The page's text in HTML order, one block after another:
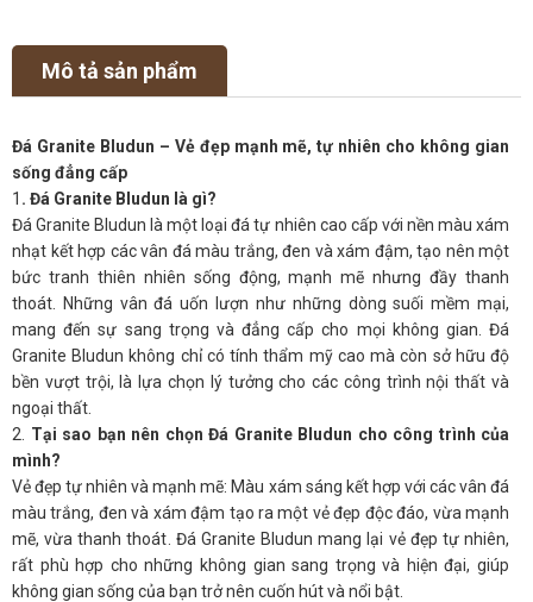
Mô tả sản phẩm
Đá Granite Bludun – Vẻ đẹp mạnh mẽ, tự nhiên cho không gian
sống đẳng cấp
1 . Đá Granite Bludun là gì?
Đá Granite Bludun là một loại đá tự nhiên cao cấp với nền màu xám
nhạt kết hợp các vân đá màu trắng, đen và xám đậm, tạo nên một
bức tranh thiên nhiên sống động, mạnh mẽ nhưng đầy thanh
thoát. Những vân đá uốn lượn như những dòng suối mềm mại,
mang đến sự sang trọng và đẳng cấp cho mọi không gian. Đá
Granite Bludun không chỉ có tính thẩm mỹ cao mà còn sở hữu độ
bền vượt trội, là lựa chọn lý tưởng cho các công trình nội thất và
ngoại thất.
2. Tại sao bạn nên chọn Đá Granite Bludun cho công trình của
mình?
Vẻ đẹp tự nhiên và mạnh mẽ: Màu xám sáng kết hợp với các vân đá
màu trắng, đen và xám đậm tạo ra một vẻ đẹp độc đáo, vừa mạnh
mẽ, vừa thanh thoát. Đá Granite Bludun mang lại vẻ đẹp tự nhiên,
rất phù hợp cho những không gian sang trọng và hiện đại, giúp
không gian sống của bạn trở nên cuốn hút và nổi bật.